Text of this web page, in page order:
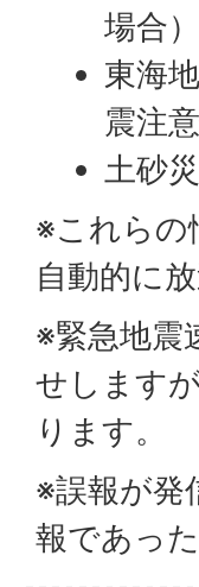
場合）
東海
震注
土砂
※これらの
自動的に
※緊急地震
せします
ります。
※誤報が発
報であっ